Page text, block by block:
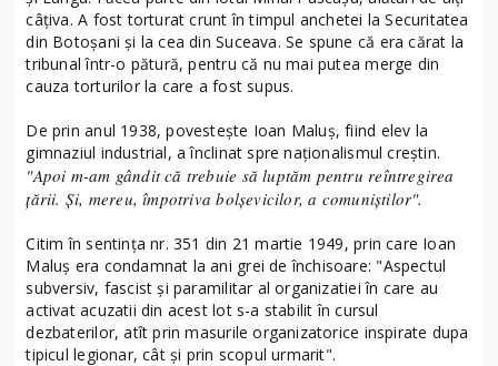
câțiva. A fost torturat crunt în timpul anchetei la Securitatea
din Botoșani și la cea din Suceava. Se spune că era cărat la
tribunal într-o pătură, pentru că nu mai putea merge din
cauza torturilor la care a fost supus.
De prin anul 1938, povestește Ioan Maluș, fiind elev la
gimnaziul industrial, a înclinat spre naționalismul creștin.
"Apoi m-am gândit că trebuie să luptăm pentru reîntregirea
țării. Și, mereu, împotriva bolșevicilor, a comuniștilor".
Citim în sentința nr. 351 din 21 martie 1949, prin care Ioan
Maluș era condamnat la ani grei de închisoare: "Aspectul
subversiv, fascist și paramilitar al organizatiei în care au
activat acuzatii din acest lot s-a stabilit în cursul
dezbaterilor, atît prin masurile organizatorice inspirate dupa
tipicul legionar, cât și prin scopul urmarit".